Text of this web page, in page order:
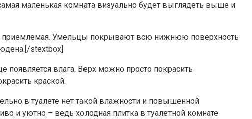
маленькая комната визуально будет выглядеть выше и
приемлемая. Умельцы покрывают всю нижнюю поверхность
stextbox]
влага. Верх можно просто покрасить
краской.
в туалете нет такой влажности и повышенной
и уютно – ведь холодная плитка в туалетной комнате